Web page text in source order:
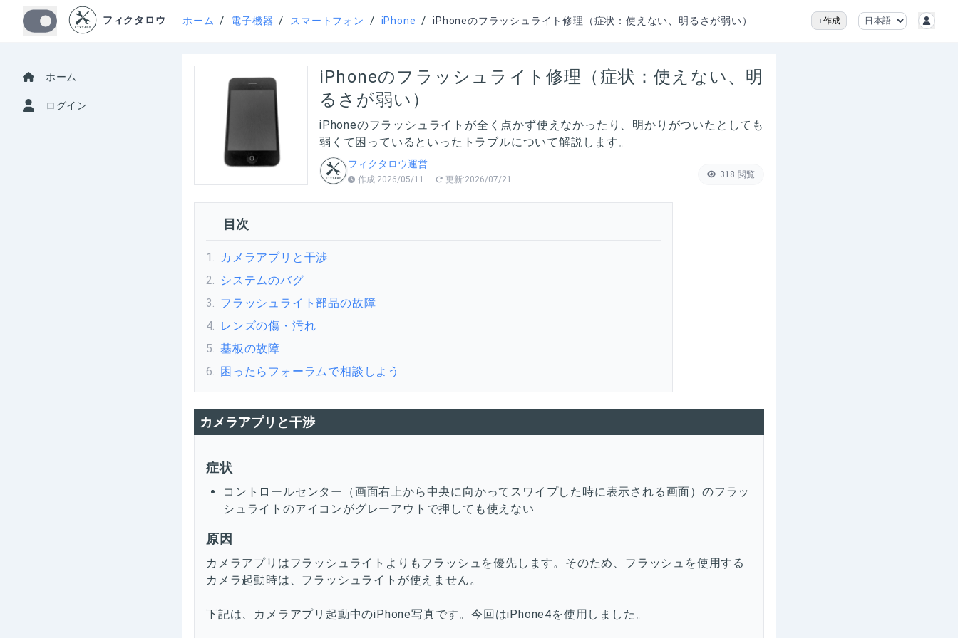
ホーム
ログイン
フィクタロウ ホーム / 電子機器 / スマートフォン / iPhone / iPhoneのフラッシュライト修理（症状：使えない、明るさが弱い） 作成
iPhoneのフラッシュライト修理（症状：使えない、明
るさが弱い）
iPhoneのフラッシュライトが全く点かず使えなかったり、明かりがついたとしても
弱くて困っているといったトラブルについて解説します。
フィクタロウ運営
作成:2026/05/11 更新:2026/07/21 318 閲覧
目次
1
カメラアプリと干渉
2
システムのバグ
3
フラッシュライト部品の故障
4
レンズの傷・汚れ
5
基板の故障
6
困ったらフォーラムで相談しよう
カメラアプリと干渉
症状
コントロールセンター（画面右上から中央に向かってスワイプした時に表示される画面）のフラッ
シュライトのアイコンがグレーアウトで押しても使えない
原因
カメラアプリはフラッシュライトよりもフラッシュを優先します。そのため、フラッシュを使用する
カメラ起動時は、フラッシュライトが使えません。
下記は、カメラアプリ起動中のiPhone写真です。今回はiPhone4を使用しました。